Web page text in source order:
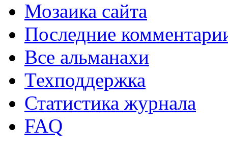
Мозаика сайта
Последние
Все альманахи
Техподдержка
Статистика журнала
FAQ